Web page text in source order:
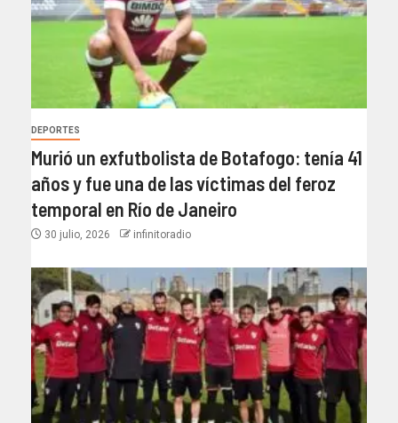
DEPORTES
Murió un exfutbolista de Botafogo: tenía 41
años y fue una de las víctimas del feroz
temporal en Río de Janeiro
30 julio, 2026 infinitoradio